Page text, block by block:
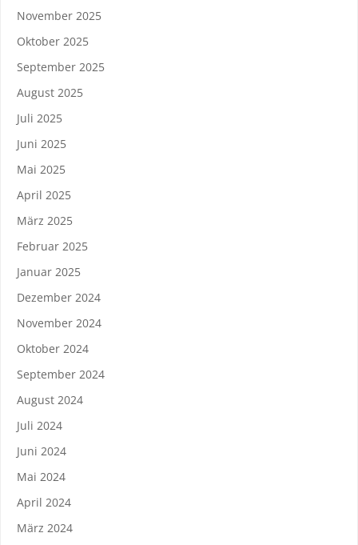
November 2025
Oktober 2025
September 2025
August 2025
Juli 2025
Juni 2025
Mai 2025
April 2025
März 2025
Februar 2025
Januar 2025
Dezember 2024
November 2024
Oktober 2024
September 2024
August 2024
Juli 2024
Juni 2024
Mai 2024
April 2024
März 2024